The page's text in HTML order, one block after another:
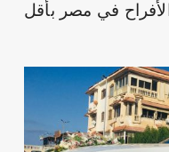
في مصر بأقل